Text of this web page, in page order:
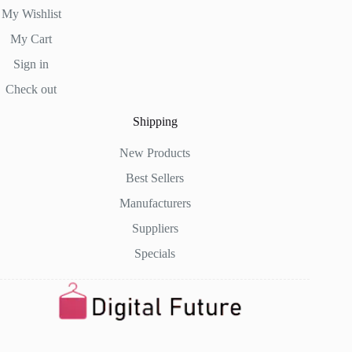
My Wishlist
My Cart
Sign in
Check out
Shipping
New Products
Best Sellers
Manufacturers
Suppliers
Specials